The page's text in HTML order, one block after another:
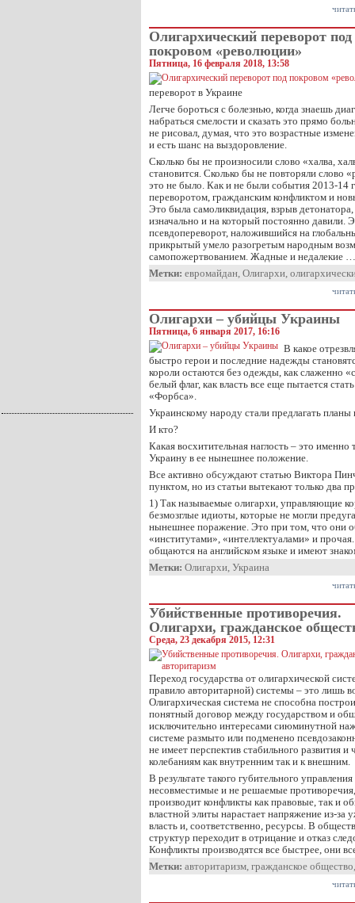
Олигархический переворот под
покровом «революции»
Пятница, 16 февраля 2018, 13:58
переворот в Украине
Легче бороться с болезнью, когда знаешь
набраться смелости и сказать это прямо
не рисовал, думая, что это возрастные
и есть шанс на выздоровление.
Сколько бы не произносили слово «халва,
становится. Сколько бы не повторяли
это не было. Как и не были события 2013-14
переворотом, гражданским конфликтом и
Это была самоликвидация, взрыв
изначально и на который постоянно давили.
псевдопереворот, наложившийся на
прикрытый умело разогретым народным
самопожертвованием. Жадные и недалекие …
Метки: евромайдан, Олигархи,
Олигархи – убийцы Украины
Пятница, 6 января 2017, 16:16
В какое
быстро герои и последние надежды
короли остаются без одежды, как слаженно
белый флаг, как власть все еще пытается
«Форбса».
Украинскому народу стали предлагать
И кто?
Какая восхитительная наглость – это
Украину в ее нынешнее положение.
Все активно обсуждают статью Виктора
пунктом, но из статьи вытекают только два
1) Так называемые олигархи, управляющие
безмозглые идиоты, которые не могли
нынешнее поражение. Это при том, что они
«институтами», «интеллектуалами» и
общаются на английском языке и имеют
Метки: Олигархи, Украина
Убийственные противоречия.
Олигархи, гражданское
Среда, 23 декабря 2015, 12:31
Переход государства от олигархической
правило авторитарной) системы – это лишь
Олигархическая система не способна
понятный договор между государством и
исключительно интересами сиюминутной
системе размыто или подменено
не имеет перспектив стабильного развития
колебаниям как внутренним так и к внешним.
В результате такого губительного
несовместимые и не решаемые противоречия,
производит конфликты как правовые, так и
властной элиты нарастает напряжение из-
власть и, соответственно, ресурсы. В
структур переходит в отрицание и отказ
Конфликты производятся все быстрее, они
Метки: авторитаризм, гражданское общество